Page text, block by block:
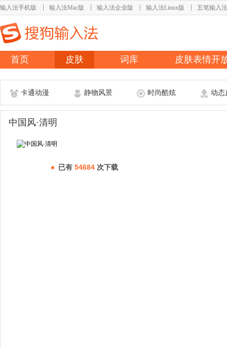
输入法手机版 输入法Mac版 输入法企业版 输入法Linux版 五笔输入法
首页 皮肤 词库 皮肤表情开
卡通动漫 静物风景 时尚酷炫 动态
中国风·清明
已有 54684 次下载